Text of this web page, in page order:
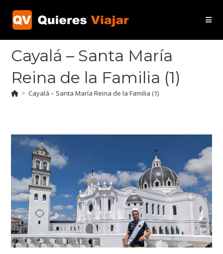
contenido
Cayalá – Santa María
Reina de la Familia (1)
> Cayalá – Santa María Reina de la Familia (1)